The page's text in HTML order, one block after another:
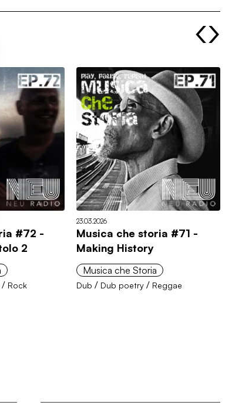
#72 -
2
/ Rock
23.03.2026
Musica che storia #71 -
Making History
Musica che Storia
Dub / Dub poetry / Reggae
‹›